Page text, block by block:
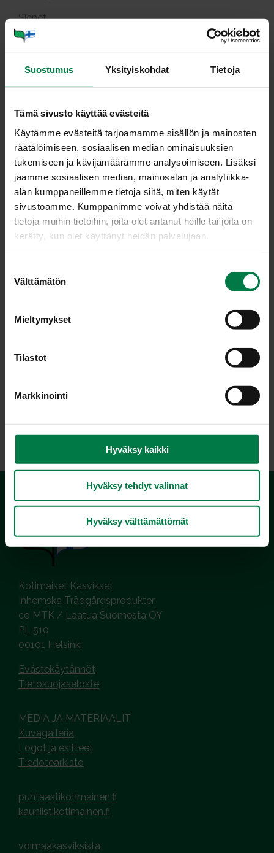
Suostumus Yksityiskohdat Tietoja
Tämä sivusto käyttää evästeitä
Käytämme evästeitä tarjoamamme sisällön ja mainosten
räätälöimiseen, sosiaalisen median ominaisuuksien
tukemiseen ja kävijämäärämme analysoimiseen. Lisäksi
jaamme sosiaalisen median, mainosalan ja analytiikka-
alan kumppaneillemme tietoja siitä, miten käytät
sivustoamme. Kumppanimme voivat yhdistää näitä
tietoja muihin tietoihin, joita olet antanut heille tai joita on
kerätty, kun olet käyttänyt heidän palvelujaan.
Välttämätön
Mieltymykset
Tilastot
Markkinointi
Hyväksy kaikki
Hyväksy tehdyt valinnat
Hyväksy välttämättömät
Sienet
Sipulit
Vihanneshedelmät
Yrtit
Viljely ja tuotanto
Kaa­lia­se­tel­ma3 iso
Kotimaiset Kasvikset
Inhemska Trädgårdsprodukter
co MTK / Laatua Suomesta OY
PL 510
00101 Helsinki
Evästekäytännöt
Tietosuojaseloste
MEDIA JA MATERIAALIT
Kuvagalleria
Logot ja esitteet
Tiedotearkisto
puhtaastikotimainen.fi
kauniistikotimainen.fi
voimaakasviksista